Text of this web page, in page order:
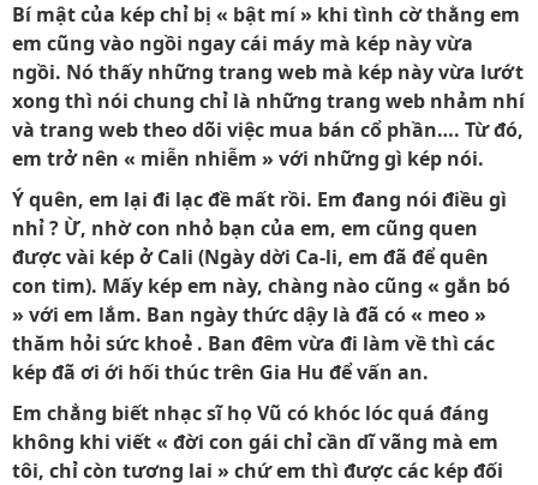
Bí mật của kép chỉ bị « bật mí » khi tình cờ thằng em
em cũng vào ngồi ngay cái máy mà kép này vừa
ngồi. Nó thấy những trang web mà kép này vừa lướt
xong thì nói chung chỉ là những trang web nhảm nhí
và trang web theo dõi việc mua bán cổ phần…. Từ đó,
em trở nên « miễn nhiễm » với những gì kép nói.
Ý quên, em lại đi lạc đề mất rồi. Em đang nói điều gì
nhỉ ? Ừ, nhờ con nhỏ bạn của em, em cũng quen
được vài kép ở Cali (Ngày dời Ca-li, em đã để quên
con tim). Mấy kép em này, chàng nào cũng « gắn bó
» với em lắm. Ban ngày thức dậy là đã có « meo »
thăm hỏi sức khoẻ . Ban đêm vừa đi làm về thì các
kép đã ơi ới hối thúc trên Gia Hu để vấn an.
Em chẳng biết nhạc sĩ họ Vũ có khóc lóc quá đáng
không khi viết « đời con gái chỉ cần dĩ vãng mà em
tôi, chỉ còn tương lai » chứ em thì được các kép đối